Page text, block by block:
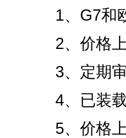
1、G7和欧
2、价格上
3、定期审
4、已装载
5、价格上